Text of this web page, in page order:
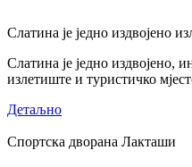
Слатина је једно издвојено
Слатина је једно издвојено,
излетиште и туристичко
Детаљно
Спортска дворана Лакташи